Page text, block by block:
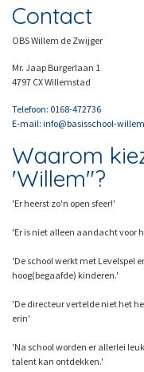
Contact
OBS Willem de Zwijger
Mr. Jaap Burgerlaan 1
4797 CX Willemstad
Telefoon: 0168-472736
E-mail: info@basisschool-
Waarom
'Willem"?
'Er heerst zo'n open sfeer!'
'Er is niet alleen aandacht voor
'De school werkt met Levelspel
hoog(begaafde) kinderen.'
'De directeur vertelde niet het
erin'
'Na school worden er allerlei
talent kan ontdekken.'